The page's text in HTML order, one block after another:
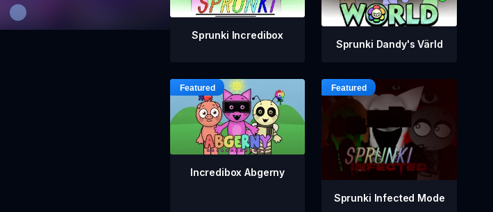
Sprunki Incredibox
Sprunki Dandy's Värld
Incredibox Abgerny
Sprunki Infected Mode